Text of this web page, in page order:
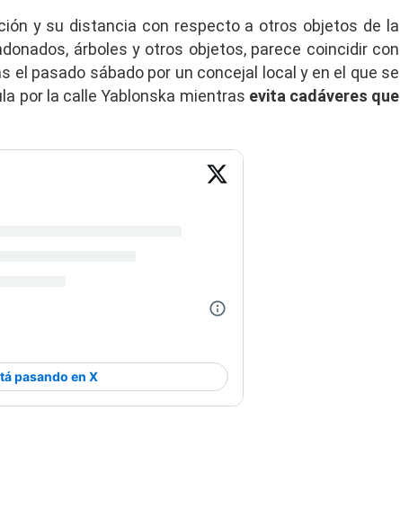
y su distancia con respecto a otros objetos de la
árboles y otros objetos, parece coincidir con
el pasado sábado por un concejal local y en el que se
por la calle Yablonska mientras evita cadáveres que